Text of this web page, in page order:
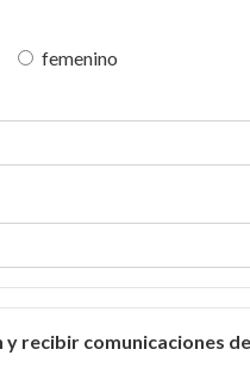
femenino
recibir comunicaciones